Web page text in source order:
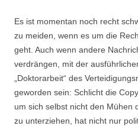
Es ist momentan noch recht
zu meiden, wenn es um die
geht. Auch wenn andere
verdrängen, mit der
„Doktorarbeit“ des
geworden sein: Schlicht die
um sich selbst nicht den Mühen
zu unterziehen, hat nicht nur